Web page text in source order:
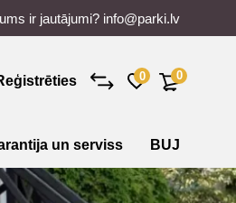
ir jautājumi? info@parki.lv
0 0
un serviss BUJ